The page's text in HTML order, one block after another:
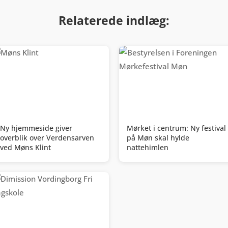
Relaterede indlæg:
Ny hjemmeside giver
overblik over Verdensarven
ved Møns Klint
Mørket i centrum: Ny festival
på Møn skal hylde
nattehimlen